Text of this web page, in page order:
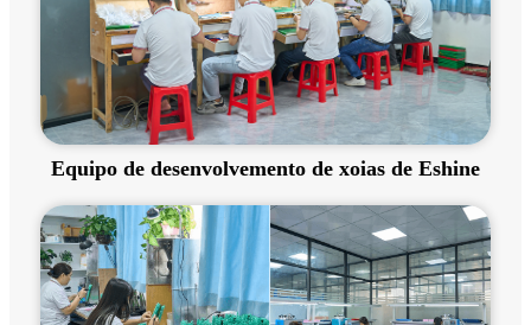
Equipo de desenvolvemento de xoias de Eshine